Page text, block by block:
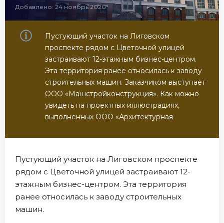
Добавлено: 24 ноябрь 2020
Пустующий участок на Лиговском
проспекте рядом с Цветочной улицей
застраивают 12-этажным бизнес-центром.
Эта территория ранее относилась к заводу
строительных машин. Заказчиком выступает
ООО «Машстройконструкция». Как можно
увидеть на проектных иллюстрациях,
выполненных ООО «Архитектурная
Пустующий участок на Лиговском проспекте
рядом с Цветочной улицей застраивают 12-
этажным бизнес-центром. Эта территория
ранее относилась к заводу строительных
машин.